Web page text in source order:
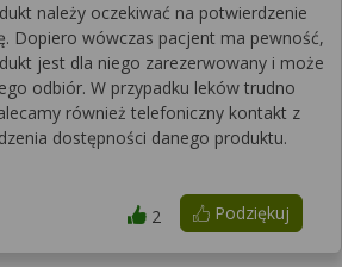
należy oczekiwać na potwierdzenie
Dopiero wówczas pacjent ma pewność,
jest dla niego zarezerwowany i może
odbiór. W przypadku leków trudno
również telefoniczny kontakt z
dostępności danego produktu.
Podziękuj
2